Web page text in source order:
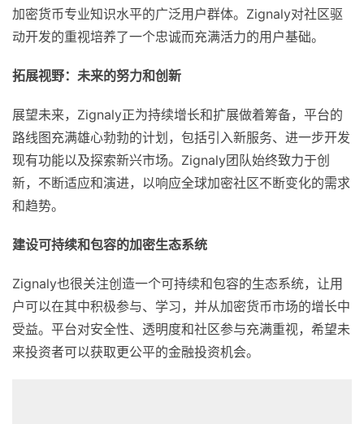
加密货币专业知识水平的广泛用户群体。Zignaly对社区驱
动开发的重视培养了一个忠诚而充满活力的用户基础。
拓展视野：未来的努力和创新
展望未来，Zignaly正为持续增长和扩展做着筹备，平台的
路线图充满雄心勃勃的计划，包括引入新服务、进一步开发
现有功能以及探索新兴市场。Zignaly团队始终致力于创
新，不断适应和演进，以响应全球加密社区不断变化的需求
和趋势。
建设可持续和包容的加密生态系统
Zignaly也很关注创造一个可持续和包容的生态系统，让用
户可以在其中积极参与、学习，并从加密货币市场的增长中
受益。平台对安全性、透明度和社区参与充满重视，希望未
来投资者可以获取更公平的金融投资机会。